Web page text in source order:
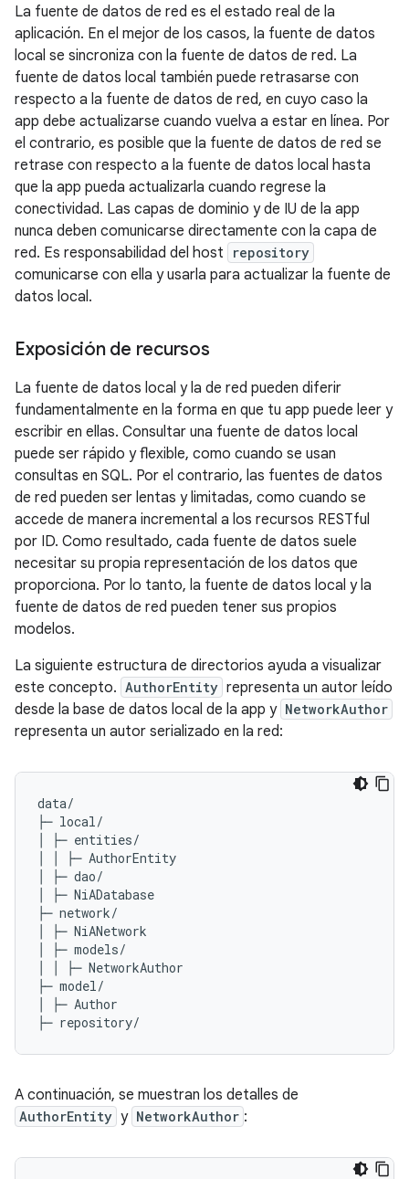
La fuente de datos de red es el estado real de la
aplicación. En el mejor de los casos, la fuente de datos
local se sincroniza con la fuente de datos de red. La
fuente de datos local también puede retrasarse con
respecto a la fuente de datos de red, en cuyo caso la
app debe actualizarse cuando vuelva a estar en línea. Por
el contrario, es posible que la fuente de datos de red se
retrase con respecto a la fuente de datos local hasta
que la app pueda actualizarla cuando regrese la
conectividad. Las capas de dominio y de IU de la app
nunca deben comunicarse directamente con la capa de
red. Es responsabilidad del host
repository
comunicarse con ella y usarla para actualizar la fuente de
datos local.
Exposición de recursos
La fuente de datos local y la de red pueden diferir
fundamentalmente en la forma en que tu app puede leer y
escribir en ellas. Consultar una fuente de datos local
puede ser rápido y flexible, como cuando se usan
consultas en SQL. Por el contrario, las fuentes de datos
de red pueden ser lentas y limitadas, como cuando se
accede de manera incremental a los recursos RESTful
por ID. Como resultado, cada fuente de datos suele
necesitar su propia representación de los datos que
proporciona. Por lo tanto, la fuente de datos local y la
fuente de datos de red pueden tener sus propios
modelos.
La siguiente estructura de directorios ayuda a visualizar
este concepto. AuthorEntity representa un autor leído
desde la base de datos local de la app y NetworkAuthor
representa un autor serializado en la red:
data/
├─ local/
│ ├─ entities/
│ │ ├─ AuthorEntity
│ ├─ dao/
│ ├─ NiADatabase
├─ network/
│ ├─ NiANetwork
│ ├─ models/
│ │ ├─ NetworkAuthor
├─ model/
│ ├─ Author
A continuación, se muestran los detalles de
AuthorEntity y NetworkAuthor :